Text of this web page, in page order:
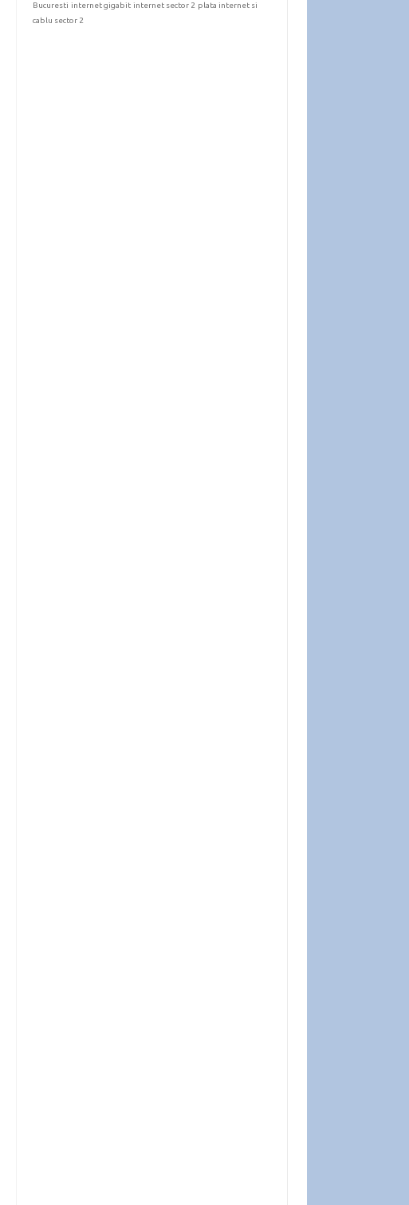
Bucuresti internet gigabit internet sector 2 plata internet si
cablu sector 2